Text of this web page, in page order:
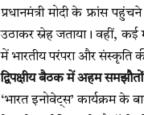
प्रधानमंत्री मोदी के फ्रांस
उठाकर स्नेह जताया। वहीं, कई
में भारतीय परंपरा और संस्कृति
द्विपक्षीय बैठक में अहम
‘भारत इनोवेट्स’ कार्यक्रम के